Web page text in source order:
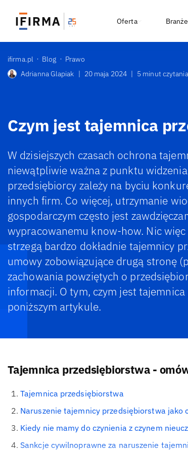
Oferta Branże
ifirma.pl Blog
Prawo
Adrianna Glapiak | 20 maja 2024 | 5 minut czytania
Czym jest tajemnica
W dzisiejszych czasach ochrona
niewątpliwie ważna z punktu
przedsiębiorcy zależy na byciu
innych firm. Co więcej, utrzymanie
gospodarczym często jest
wypracowanemu know-how. Nic
strzegą bardzo dokładnie tajemnicy
umowy zobowiązujące drugą stronę
zachowania powziętych o
informacji. O tym, czym jest
poniższym artykule.
Tajemnica przedsiębiorstwa -
Tajemnica przedsiębiorstwa
Naruszenie tajemnicy przedsiębiorstwa jako
Kiedy nie mamy do czynienia z czynem
Sankcje cywilnoprawne za naruszenie